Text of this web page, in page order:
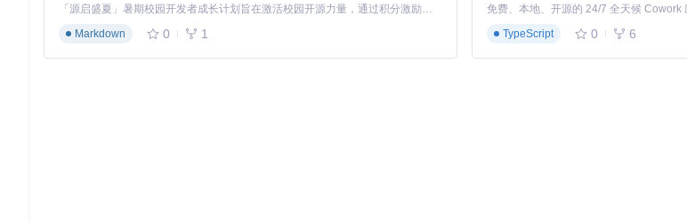
准备条件：已完成步骤1的环境检查
「源启盛夏」暑期校园开发者成长计划旨在激活校园开源力量，通过积分激励、认证扶持、资源倾斜等形式，引导高校组织和开发者完成「入驻 — 建项目 — 做贡献 — 获认证 — 得资源」的完整闭环。无论你是想带领社团入驻平台的组织者，还是希望用代码贡献证明自己的开发者，都能在这里找到属于你的成长路径。
Markdown
0 1
TypeScript
0 6